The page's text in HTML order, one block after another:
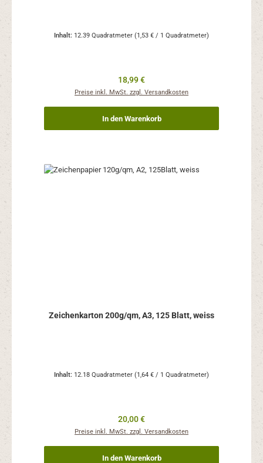
Inhalt: 12.39 Quadratmeter (1,53 € / 1 Quadratmeter)
Regulärer Preis:
18,99 €
Preise inkl. MwSt. zzgl. Versandkosten
In den Warenkorb
Zeichenkarton 200g/qm, A3, 125 Blatt, weiss
Inhalt: 12.18 Quadratmeter (1,64 € / 1 Quadratmeter)
Regulärer Preis:
20,00 €
Preise inkl. MwSt. zzgl. Versandkosten
In den Warenkorb